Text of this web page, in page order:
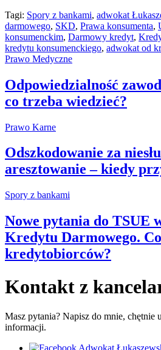
Tagi: Spory z bankami, adwokat
darmowego, SKD, Prawa konsumenta,
konsumenckim, Darmowy kredyt,
kredytu konsumenckiego, adwokat od
Prawo Medyczne
Odpowiedzialność
co trzeba wiedzieć?
Prawo Karne
Odszkodowanie za
aresztowanie – kiedy
Spory z bankami
Nowe pytania do TSUE
Kredytu Darmowego.
kredytobiorców?
Kontakt z
Masz pytania? Napisz do mnie, chętnie
informacji.